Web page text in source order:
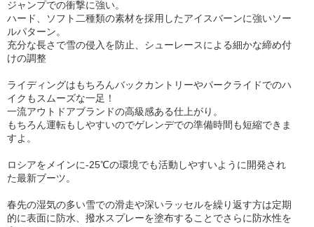
ジャンプでの衝撃に強い。
ハード、ソフト二種類の素材を採用したアイスバーンに強いソー
ルパターン。
充分な長さで雪の侵入を防止、シューレースによる細かな締め付
けの調整
ライディングはもちろんバックカントリーやパークライドでのハ
イクもスムーズな一足！
一流アウトドアブランドの高級感ある仕上がり。
もちろん運転もしやすいのでゲレンデでの準備時間も短縮できま
すよ。
ロシアをメインに-25℃の環境でも活動しやすいように開発され
た最新ブーツ。
春先の湿気の多い雪での滑走や深いラッセルを繰り返す方は定期
的に表面に防水、撥水スプレーを塗布することでさらに防水性を